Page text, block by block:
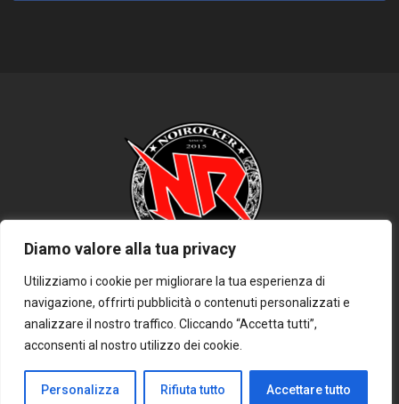
Diamo valore alla tua privacy
Utilizziamo i cookie per migliorare la tua esperienza di
navigazione, offrirti pubblicità o contenuti personalizzati e
analizzare il nostro traffico. Cliccando “Accetta tutti”,
acconsenti al nostro utilizzo dei cookie.
Personalizza Rifiuta tutto Accettare tutto
HOME PRIVACY POLICY COOKIE POLICY DISCLAIMER
CONTATTACI